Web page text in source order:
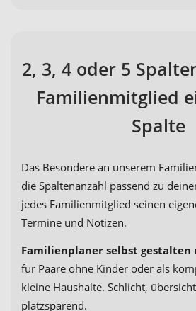
2, 3, 4 oder 5
Familienmitglied
Spalte
Das Besondere an unserem
die Spaltenanzahl passend zu
jedes Familienmitglied seinen
Termine und Notizen.
Familienplaner selbst gestalten
für Paare ohne Kinder oder als
kleine Haushalte. Schlicht,
platzsparend.